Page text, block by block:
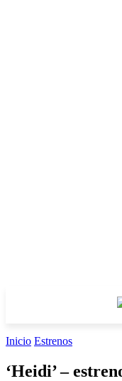
Inicio Estrenos
‘Heidi’ –